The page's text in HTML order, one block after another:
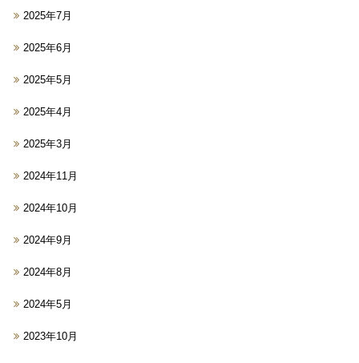
2025年7月
2025年6月
2025年5月
2025年4月
2025年3月
2024年11月
2024年10月
2024年9月
2024年8月
2024年5月
2023年10月